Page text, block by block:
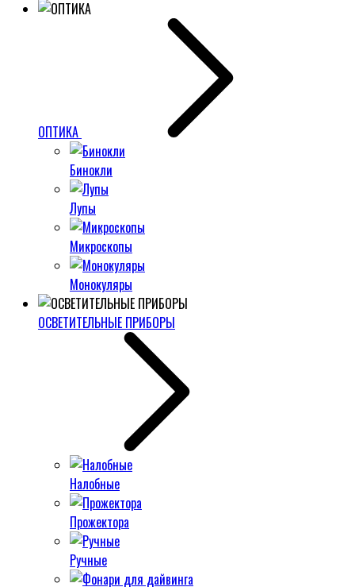
ОПТИКА
Бинокли
Лупы
Микроскопы
Монокуляры
ОСВЕТИТЕЛЬНЫЕ ПРИБОРЫ
Налобные
Прожектора
Ручные